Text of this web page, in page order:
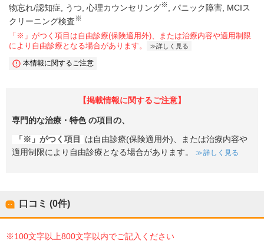
物忘れ/認知症 うつ 心理カウンセリング※ パニック障害 MCIス
クリーニング検査※
「※」がつく項目は自由診療(保険適用外)、または治療内容や適用制限
により自由診療となる場合があります。
詳しく見る
本情報に関するご注意
【掲載情報に関するご注意】
専門的な治療・特色の項目の、
「※」がつく項目
は自由診療(保険適用外)、または治療内容や
適用制限により自由診療となる場合があります。
詳しく見る
口コミ (0件)
※100文字以上800文字以内でご記入ください